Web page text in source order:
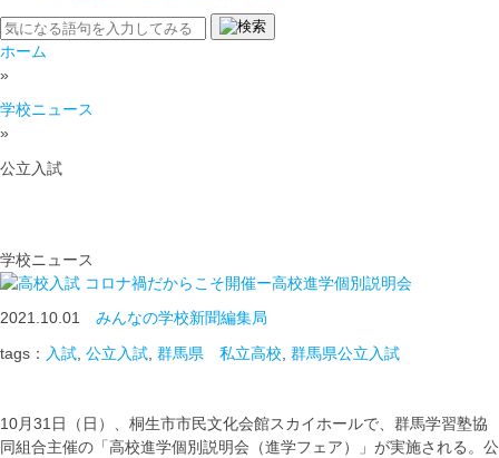
ホーム
»
学校ニュース
»
公立入試
学校ニュース
コロナ禍だからこそ開催ー高校進学個別説明会
2021.10.01 みんなの学校新聞編集局
tags： 入試 公立入試 群馬県 私立高校 群馬県公立入試
10月31日（日）、桐生市市民文化会館スカイホールで、群馬学習塾協
同組合主催の「高校進学個別説明会（進学フェア）」が実施される。公